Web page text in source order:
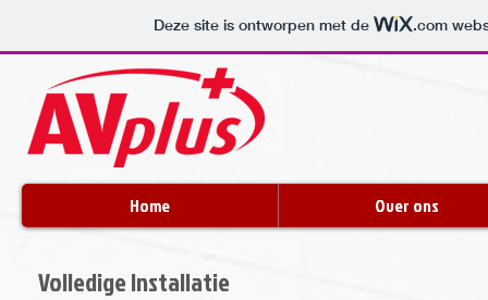
Deze site is ontworpen met de .com
Home Over ons
Volledige Installatie